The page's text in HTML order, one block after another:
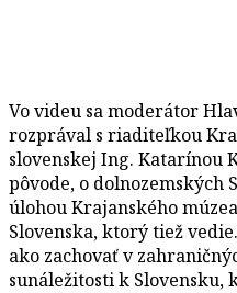
Vo videu sa moderátor
rozprával s riaditeľkou
slovenskej Ing. Katarínou
pôvode, o dolnozemských
úlohou Krajanského
Slovenska, ktorý tiež
ako zachovať v
sunáležitosti k Slovensku,